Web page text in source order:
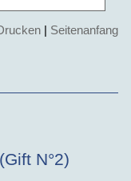
| Seitenanfang
N°2)